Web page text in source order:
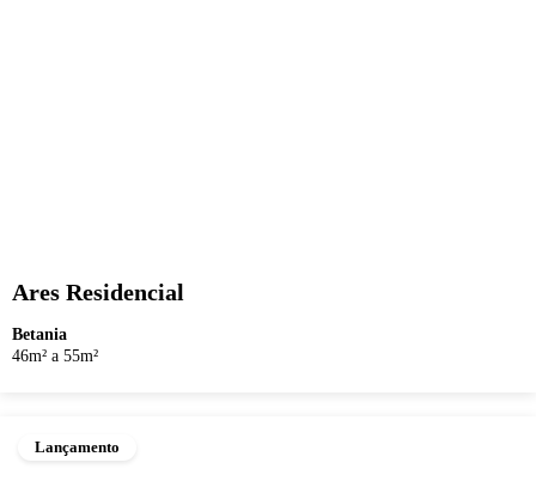
Ares Residencial
Betania
46m² a 55m²
Lançamento